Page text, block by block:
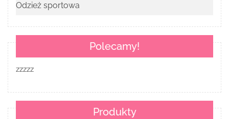
Odzież sportowa
Polecamy!
zzzzz
Produkty